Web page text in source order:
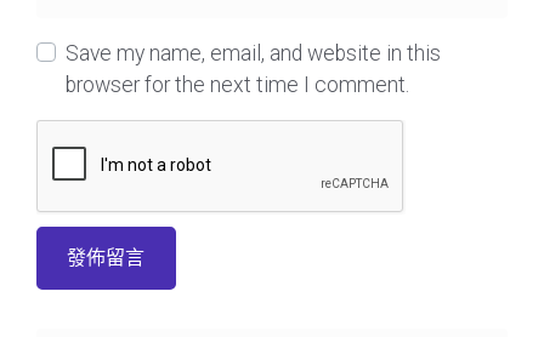
Save my name, email, and website in this
browser for the next time I comment.